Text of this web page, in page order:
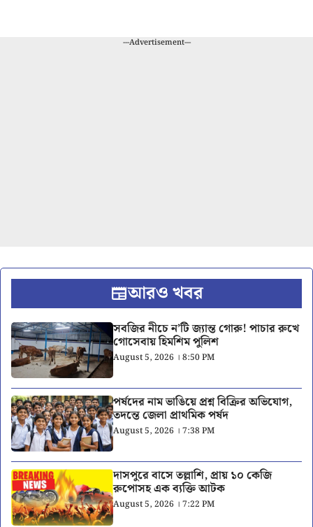
---Advertisement---
আরও খবর
সবজির নীচে ন’টি জ্যান্ত গোরু! পাচার রুখে
গোসেবায় হিমশিম পুলিশ
August 5, 2026 । 8:50 PM
পর্ষদের নাম ভাঙিয়ে প্রশ্ন বিক্রির অভিযোগ,
তদন্তে জেলা প্রাথমিক পর্ষদ
August 5, 2026 । 7:38 PM
দাসপুরে বাসে তল্লাশি, প্রায় ১০ কেজি
রুপোসহ এক ব্যক্তি আটক
August 5, 2026 । 7:22 PM